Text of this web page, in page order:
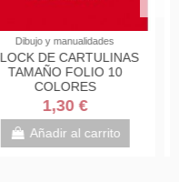
PINCELES Y ESPÁTULAS
ESTUCHE
PORTAPINCELES MIR
CAPACIDAD 16UD
7,95 €
Añadir al carrito